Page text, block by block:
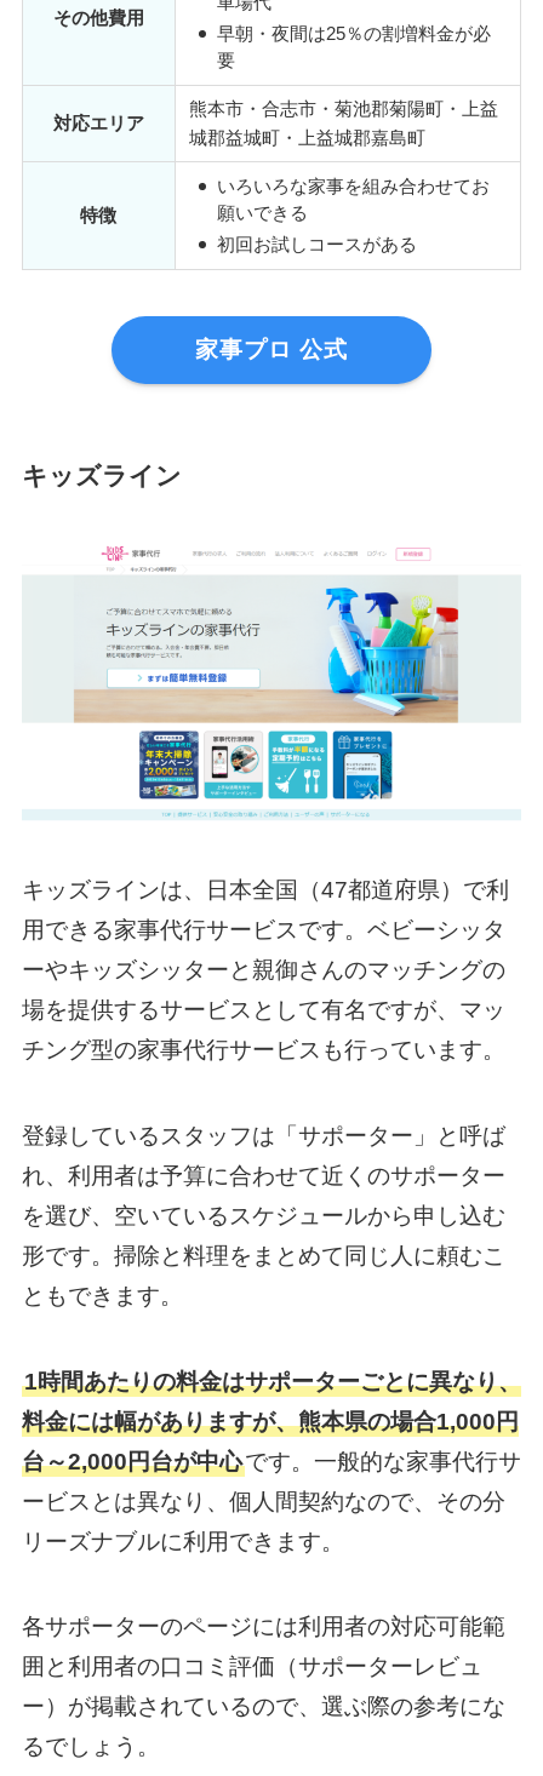
その他費用
早朝・夜間は25％の割増料金が必
要
対応エリア
熊本市・合志市・菊池郡菊陽町・上益
城郡益城町・上益城郡嘉島町
特徴
いろいろな家事を組み合わせてお
願いできる
初回お試しコースがある
家事プロ 公式
キッズライン
キッズラインは、日本全国（47都道府県）で利
用できる家事代行サービスです。ベビーシッタ
ーやキッズシッターと親御さんのマッチングの
場を提供するサービスとして有名ですが、マッ
チング型の家事代行サービスも行っています。
登録しているスタッフは「サポーター」と呼ば
れ、利用者は予算に合わせて近くのサポーター
を選び、空いているスケジュールから申し込む
形です。掃除と料理をまとめて同じ人に頼むこ
ともできます。
1時間あたりの料金はサポーターごとに異なり、
料金には幅がありますが、熊本県の場合1,000円
台～2,000円台が中心です。一般的な家事代行サ
ービスとは異なり、個人間契約なので、その分
リーズナブルに利用できます。
各サポーターのページには利用者の対応可能範
囲と利用者の口コミ評価（サポーターレビュ
ー）が掲載されているので、選ぶ際の参考にな
るでしょう。